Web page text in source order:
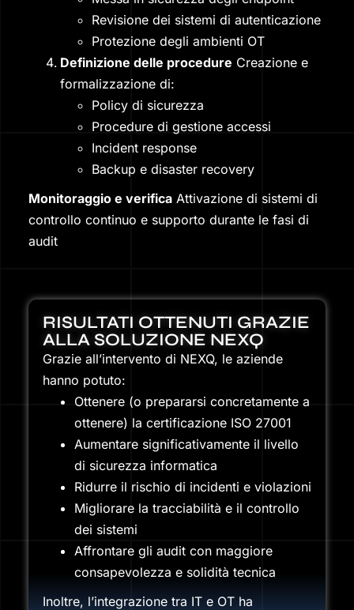
Revisione dei sistemi di autenticazione
Protezione degli ambienti OT
Definizione delle procedure Creazione e
formalizzazione di:
Policy di sicurezza
Procedure di gestione accessi
Incident response
Backup e disaster recovery
Monitoraggio e verifica Attivazione di sistemi di
controllo continuo e supporto durante le fasi di
audit
RISULTATI OTTENUTI GRAZIE
ALLA SOLUZIONE NEXQ
Grazie all’intervento di NEXQ, le aziende
hanno potuto:
Ottenere (o prepararsi concretamente a
ottenere) la certificazione ISO 27001
Aumentare significativamente il livello
di sicurezza informatica
Ridurre il rischio di incidenti e violazioni
Migliorare la tracciabilità e il controllo
dei sistemi
Affrontare gli audit con maggiore
consapevolezza e solidità tecnica
Inoltre, l’integrazione tra IT e OT ha